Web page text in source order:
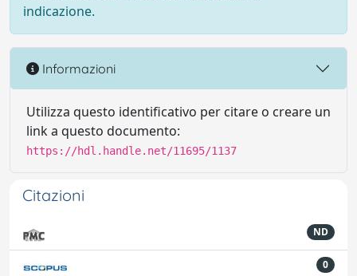
indicazione.
Informazioni
Utilizza questo identificativo per citare o creare un
link a questo documento:
https://hdl.handle.net/11695/1137
Citazioni
ND
0